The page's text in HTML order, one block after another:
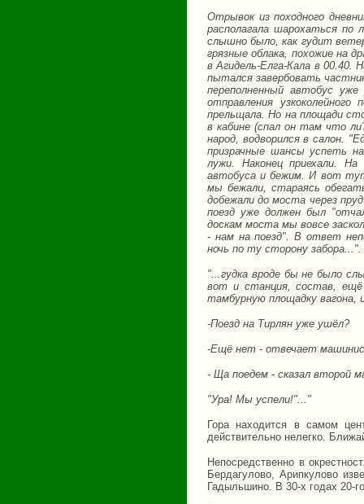
Отрывок из походного
располагала шарохаться по
слышно было, как гудит
грязные облака, похожие на
в Агидель-Елга-Кала в 00.40.
пытался завербовать
переполненный автобус
отправления
прельщала. Но на площади
в кабине (спал он там что
народ, водворился в салон.
призрачные шансы успеть
лужи. Наконец приехали.
автобуса и бежим. И вот тут
мы бежали, стараясь
добежали до моста через
поезд уже должен был
доскам моста мы вовсе
- нам на поезд". В ответ
ночь по ту сторону забора...".
"...гудка вроде бы не было
вот и станция, состав, ещё
тамбурную площадку вагона,
-Поезд на Тирлян уже ушёл?
-Ещё нет - отвечает
- Ща поедем - сказал второй
"Ура! Мы успели!"..."
Гора находится в самом
действительно нелегко.
Непосредственно в
Бердагулово, Арипкулово
Гадыльшино. В 30-х годах 20-